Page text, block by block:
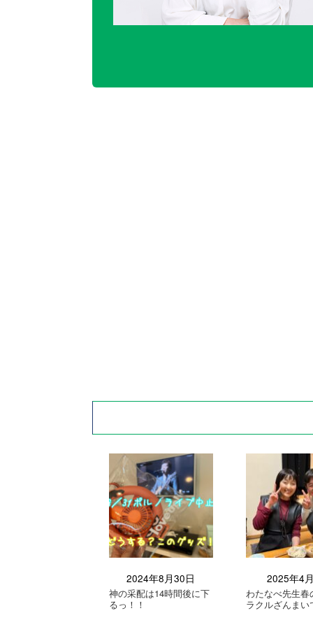
2024年8月30日
神の采配は14時間後に下
るっ！！
2025年4
わたなべ先生春
ラクルざんまい